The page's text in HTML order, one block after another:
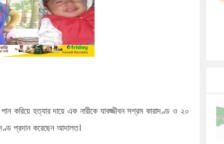
আসছেন
সমাবেশ,
করিয়ে হত্যার দায়ে এক নারীকে যাবজ্জীবন সশ্রম কারাদণ্ড ও ২০
প্রদান করেছেন আদালত।